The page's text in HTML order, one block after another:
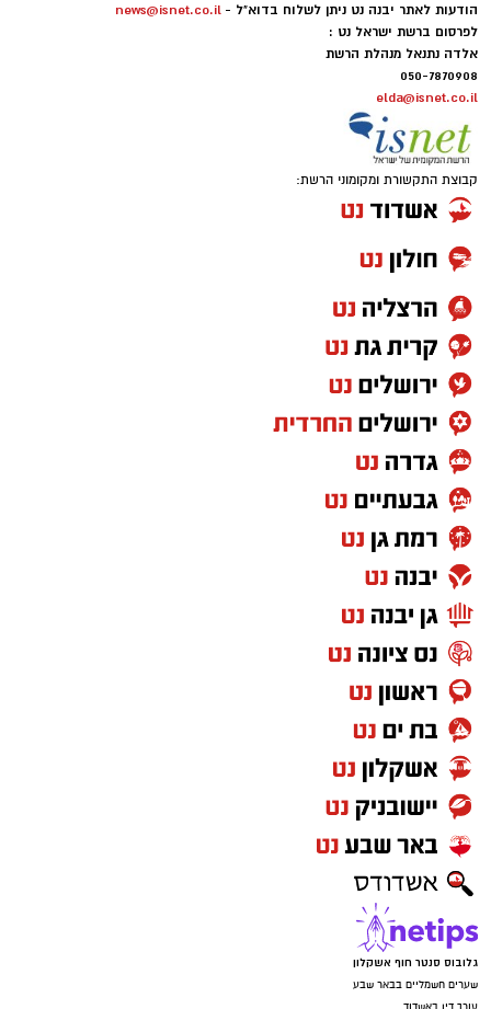
הודעות לאתר יבנה נט ניתן לשלוח בדוא"ל - news@isnet.co.il
לפרסום ברשת ישראל נט :
אלדה נתנאל מנהלת הרשת
050-7870908
elda@isnet.co.il
קבוצת התקשורת ומקומוני הרשת:
גלובוס סנטר חוף אשקלון
שערים חשמליים בבאר שבע